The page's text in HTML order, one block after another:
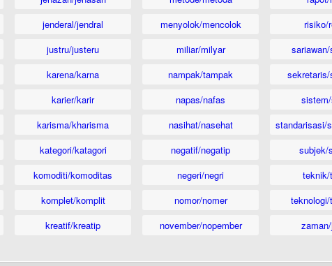
jenderal/jendral
justru/justeru
karena/karna
karier/karir
karisma/kharisma
kategori/katagori
komoditi/komoditas
komplet/komplit
kreatif/kreatip
menyolok/mencolok
miliar/milyar
nampak/tampak
napas/nafas
nasihat/nasehat
negatif/negatip
negeri/negri
nomor/nomer
november/nopember
risiko/
standarisasi/
subjek/
teknik/